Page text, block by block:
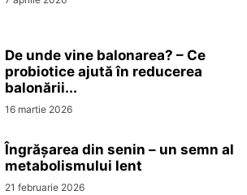
De unde vine balonarea? – Ce
probiotice ajută în reducerea
balonării...
16 martie 2026
Îngrășarea din senin – un semn al
metabolismului lent
21 februarie 2026